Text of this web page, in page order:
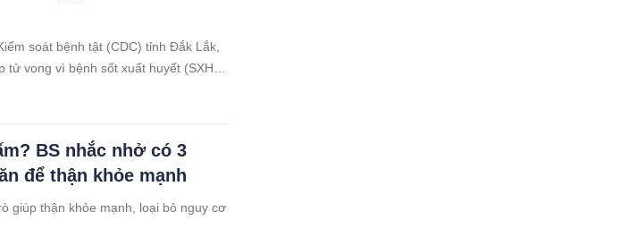
soát bệnh tật (CDC) tỉnh Đắk Lắk,
vong vì bệnh sốt xuất huyết (SXH).
BS nhắc nhở có 3
để thận khỏe mạnh
giúp thận khỏe mạnh, loại bỏ nguy cơ